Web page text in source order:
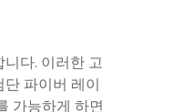
다. 이러한 고
파이버 레이
가능하게 하면